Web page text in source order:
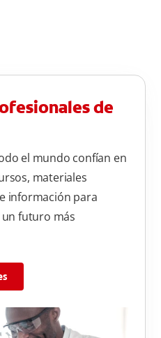
de
el mundo confían en
materiales
información para
futuro más